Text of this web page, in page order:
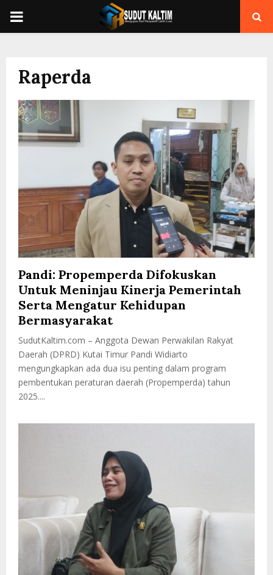
PRIMARY
Raperda
Pandi: Propemperda Difokuskan
Untuk Meninjau Kinerja Pemerintah
Serta Mengatur Kehidupan
Bermasyarakat
SudutKaltim.com – Anggota Dewan Perwakilan Rakyat
Daerah (DPRD) Kutai Timur Pandi Widiarto
mengungkapkan ada dua isu penting dalam program
pembentukan peraturan daerah (Propemperda) tahun
2025....